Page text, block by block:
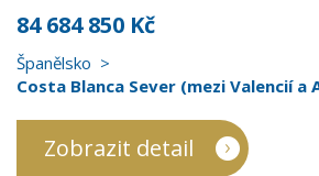
84 684 850 Kč
Španělsko
Costa Blanca Sever (mezi Valencií a
Zobrazit detail